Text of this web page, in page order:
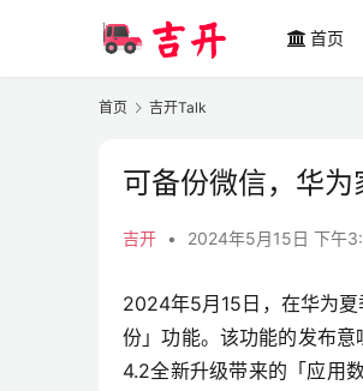
首页
首页 吉开Talk
可备份微信，华
吉开 • 2024年5月15日 下午
2024年5月15日，在华为
份」功能。该功能的发布
4.2全新升级带来的「应用